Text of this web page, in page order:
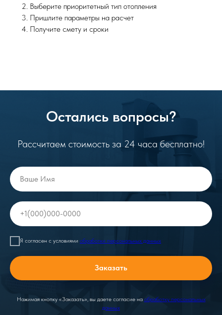
Выберите приоритетный тип отопления
Пришлите параметры на расчет
Получите смету и сроки
Остались вопросы?
Рассчитаем стоимость за 24 часа бесплатно!
Ваше Имя
+1(000)000-0000
Я согласен с условиями обработки персональных данных
Заказать
Нажимая кнопку «Заказать», вы даете согласие на обработку персональных
данных